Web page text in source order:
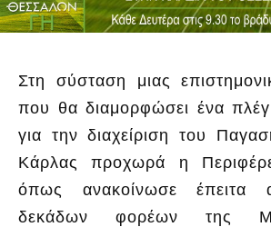
Στη σύσταση μιας
που θα διαμορφώσει ένα
για την διαχείριση του
Κάρλας προχωρά η
όπως ανακοίνωσε έπειτα
δεκάδων φορέων της